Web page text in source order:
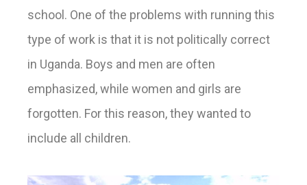
school. One of the problems with running this
type of work is that it is not politically correct
in Uganda. Boys and men are often
emphasized, while women and girls are
forgotten. For this reason, they wanted to
include all children.